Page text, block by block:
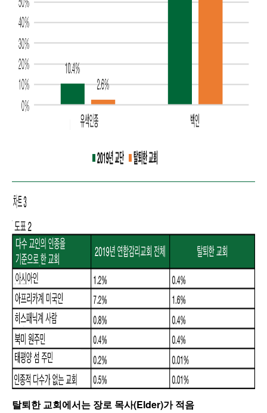
탈퇴한 교회에서는 장로 목사(Elder)가 적음